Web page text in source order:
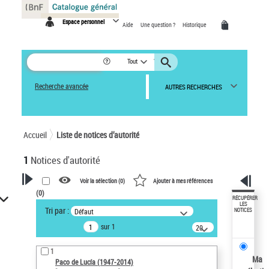
Espace personnel Aide Une question ? Historique
Tout
Recherche avancée AUTRES RECHERCHES
Accueil Liste de notices d’autorité
1 Notices d'autorité
VOTRE RECHERCHE
Recherche avancée dans les
notices d’autorité
Œuvres liées à l'auteur :
Paco de Lucía (1947-2014)
Voir la sélection (0) Ajouter à mes références
(0)
Tri par : Défaut
sur 1
20
résultats/page
1
Paco de Lucía (1947-2014)
RÉCUPÉRER
LES
NOTICES
Ma
Panneau de gestion des cookies